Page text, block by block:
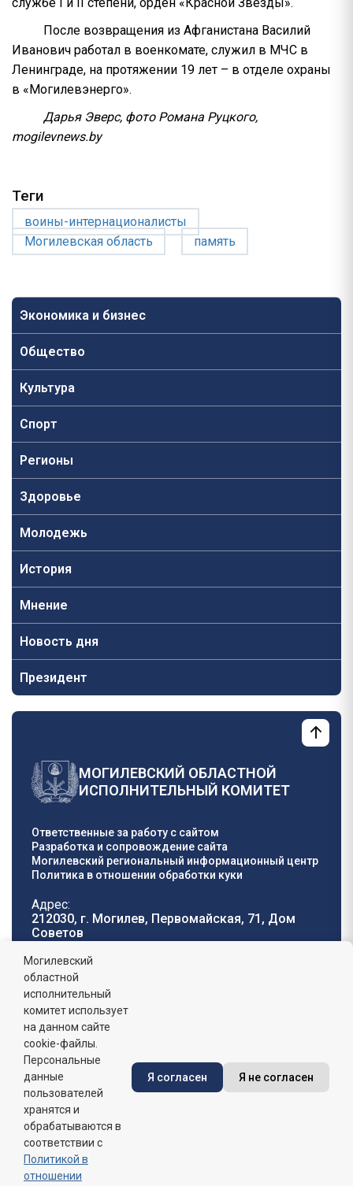
Экономика и бизнес
Общество
Культура
Спорт
Регионы
Здоровье
Молодежь
История
Мнение
Новость дня
Президент
После возвращения из Афганистана Василий
Иванович работал в военкомате, служил в МЧС в
Ленинграде, на протяжении 19 лет – в отделе охраны
в «Могилевэнерго».
Дарья Эверс, фото Романа Руцкого,
mogilevnews.by
Теги
воины-интернационалисты
Могилевская область
память
МОГИЛЕВСКИЙ ОБЛАСТНОЙ
ИСПОЛНИТЕЛЬНЫЙ КОМИТЕТ
Ответственные за работу с сайтом
Разработка и сопровождение сайта
Могилевский региональный информационный центр
Политика в отношении обработки куки
Адрес:
212030, г. Могилев, Первомайская, 71, Дом
Cоветов
Телефон горячей
линии:
8 (0222) 71-32-55
График работы:
пн-пт: 8.00 - 17.00, сб-вс: выходной,
обеденный перерыв: 13:00 - 14:00
Сайт зарегистрирован в Государственном регистре
информационных ресурсов Республики Беларусь. №
Могилевский
областной
исполнительный
комитет использует
на данном сайте
cookie-файлы.
Персональные
данные
пользователей
хранятся и
обрабатываются в
соответствии с
Политикой в
отношении
Я согласен Я не согласен